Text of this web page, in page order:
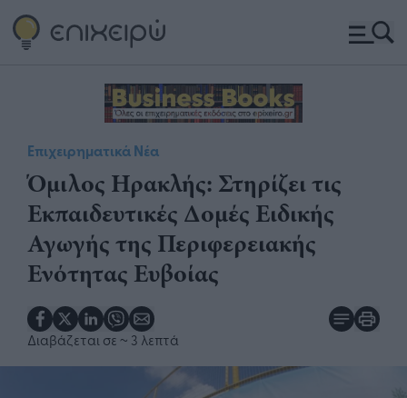
Επιχειρηματικά Νέα
Όμιλος Ηρακλής: Στηρίζει τις
Εκπαιδευτικές Δομές Ειδικής
Αγωγής της Περιφερειακής
Ενότητας Ευβοίας
Διαβάζεται σε ~ 3 λεπτά